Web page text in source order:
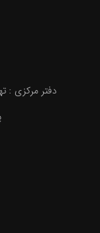
دفتر مرکزی :